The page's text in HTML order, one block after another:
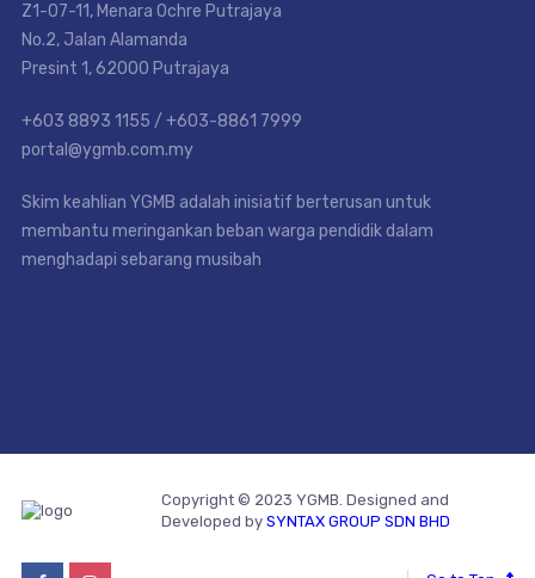
Z1-07-11, Menara Ochre Putrajaya
No.2, Jalan Alamanda
Presint 1, 62000 Putrajaya
+603 8893 1155 / +603-8861 7999
portal@ygmb.com.my
Skim keahlian YGMB adalah inisiatif berterusan untuk
membantu meringankan beban warga pendidik dalam
menghadapi sebarang musibah
Copyright © 2023 YGMB. Designed and
Developed bySYNTAX GROUP SDN BHD